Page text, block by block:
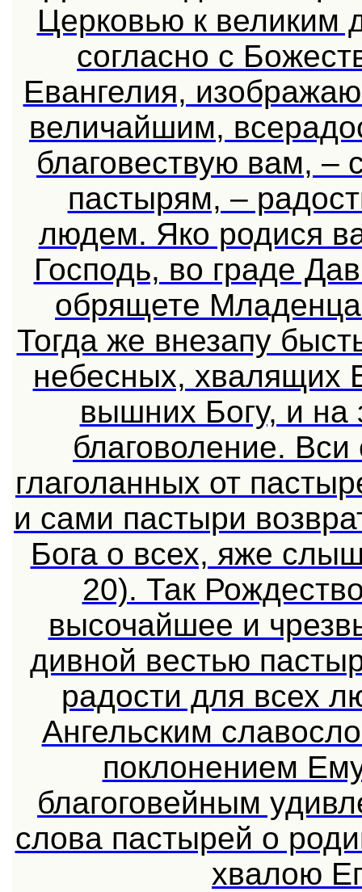
Церковью к великим
согласно с
Евангелия,
величайшим,
благовествую вам, –
пастырям, –
людем. Яко родися
Господь, во граде
обрящете
Тогда же внезапу
небесных, хвалящих
вышних Богу, и на
благоволение.
глаголанных от
и сами пастыри
Бога о всех, яже
20). Так
высочайшее и
дивной вестью
радости для всех
Ангельским
поклонением
благоговейным
слова пастырей о
хвалою